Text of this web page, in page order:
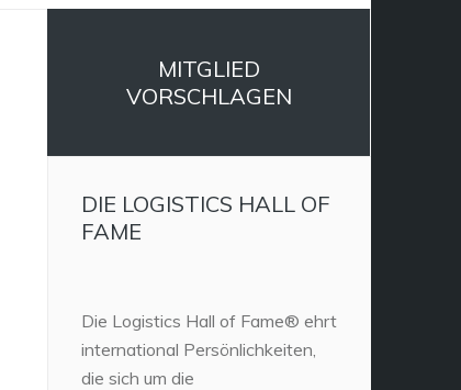
MITGLIED
VORSCHLAGEN
DIE LOGISTICS HALL OF
FAME
Die Logistics Hall of Fame® ehrt
international Persönlichkeiten,
die sich um die